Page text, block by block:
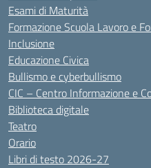
Esami di Maturità
Formazione Scuola Lavoro e
Inclusione
Educazione Civica
Bullismo e cyberbullismo
CIC – Centro Informazione e
Biblioteca digitale
Teatro
Orario
Libri di testo 2026-27